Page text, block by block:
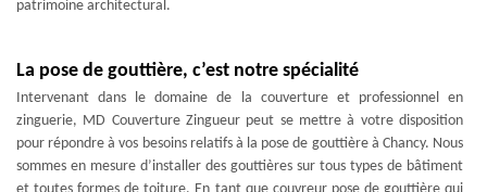
patrimoine architectural.
La pose de gouttière, c’est notre spécialité
Intervenant dans le domaine de la couverture et professionnel en
zinguerie, MD Couverture Zingueur peut se mettre à votre disposition
pour répondre à vos besoins relatifs à la pose de gouttière à Chancy. Nous
sommes en mesure d’installer des gouttières sur tous types de bâtiment